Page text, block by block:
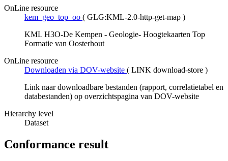
OnLine resource
kem_geo_top_oo ( GLG:KML-2.0-http-get-map )
KML H3O-De Kempen - Geologie- Hoogtekaarten Top
Formatie van Oosterhout
OnLine resource
Downloaden via DOV-website ( LINK download-store )
Link naar downloadbare bestanden (rapport, correlatietabel en
databestanden) op overzichtspagina van DOV-website
Hierarchy level
Dataset
Conformance result